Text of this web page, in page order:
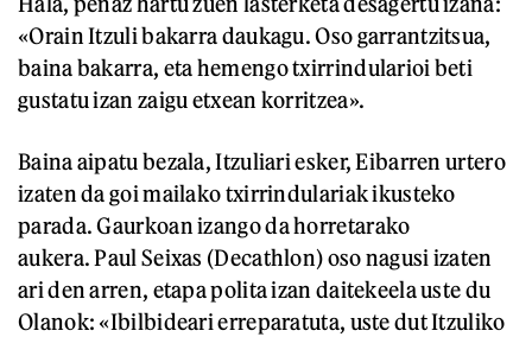
«Orain Itzuli bakarra daukagu. Oso garrantzitsua,
baina bakarra, eta hemengo txirrindularioi beti
gustatu izan zaigu etxean korritzea».
Baina aipatu bezala, Itzuliari esker, Eibarren urtero
izaten da goi mailako txirrindulariak ikusteko
parada. Gaurkoan izango da horretarako
aukera. Paul Seixas (Decathlon) oso nagusi izaten
ari den arren, etapa polita izan daitekeela uste du
Olanok: «Ibilbideari erreparatuta, uste dut Itzuliko